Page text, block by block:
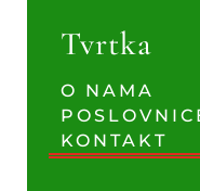
Tvrtka
O NAMA
KONTAKT